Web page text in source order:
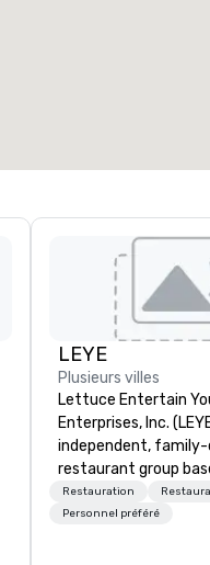
LEYE
Plusieurs villes
Lettuce Entertain
Enterprises, Inc.
independent, family-
restaurant group
that owns, manages
more than 130
Restauration
Personnel préféré